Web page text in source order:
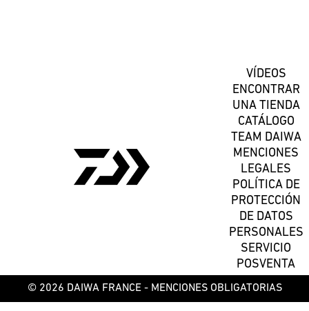
VÍDEOS
ENCONTRAR
UNA TIENDA
CATÁLOGO
TEAM DAIWA
MENCIONES
LEGALES
POLÍTICA DE
PROTECCIÓN
DE DATOS
PERSONALES
SERVICIO
POSVENTA
© 2026 DAIWA FRANCE - MENCIONES OBLIGATORIAS